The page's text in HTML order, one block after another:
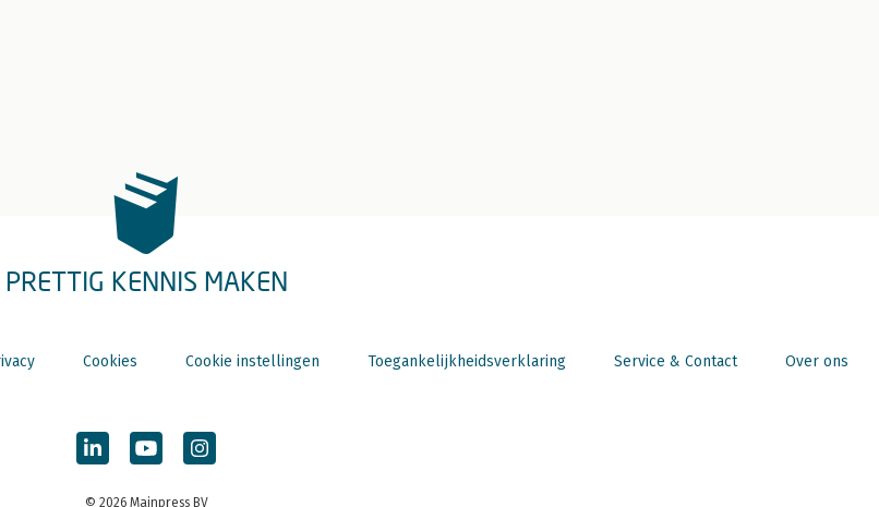
PRETTIG KENNIS MAKEN
Cookies Cookie instellingen Toegankelijkheidsverklaring Service & Contact Over ons
© 2026 Mainpress BV